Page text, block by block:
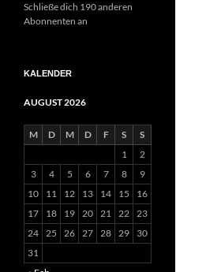
Schließe dich 190 anderen
Abonnenten an
KALENDER
AUGUST 2026
M D M D F S
S
1
2
3
4 5 6 7 8
9
10
11 12 13 14 15
16
17
18 19 20 21 22 23
24 25 26 27 28 29
30
31